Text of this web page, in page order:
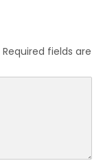
Required fields are